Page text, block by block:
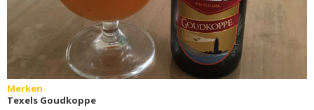
Merken
Texels Goudkoppe